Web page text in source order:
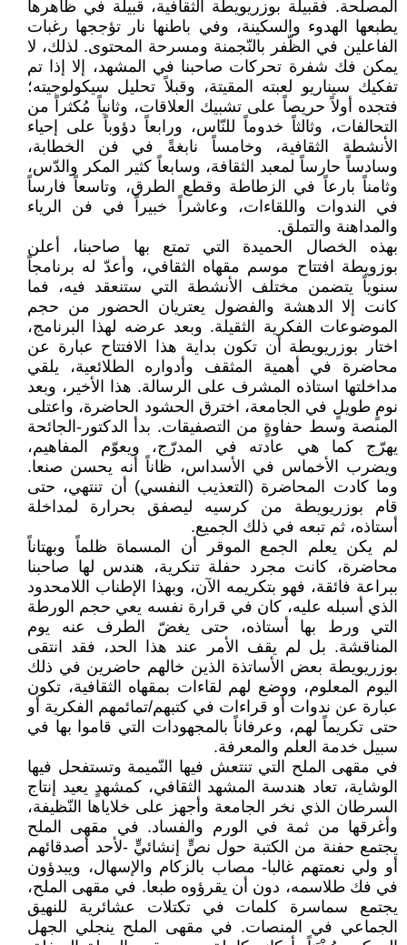
المصلحة. فقبيلة بوزريويطة الثقافية، قبيلة في ظاهرها
يطبعها الهدوء والسكينة، وفي باطنها نار تؤججها رغبات
الفاعلين في الظّفر بالنّجمنة ومسرحة المحتوى. لذلك، لا
يمكن فك شفرة تحركات صاحبنا في المشهد، إلا إذا تم
تفكيك سيناريو لعبته المقيتة، وقبلاً تحليل سيكولوجيته؛
فتجده أولاً حريصاً على تشبيك العلاقات، وثانياً مُكثراً من
التحالفات، وثالثاً خدوماً للنّاس، ورابعاً دؤوباً على إحياء
الأنشطة الثقافية، وخامساً نابغةً في فن الخطابة،
وسادساً حارساً لمعبد الثقافة، وسابعاً كثير المكر والدّس،
وثامناً بارعاً في الزطاطة وقطع الطرق، وتاسعاً فارساً
في الندوات واللقاءات، وعاشراً خبيراً في فن الرياء
والمداهنة والتملق.
بهذه الخصال الحميدة التي تمتع بها صاحبنا، أعلن
بوزويطة افتتاح موسم مقهاه الثقافي، وأعدّ له برنامجاً
سنوياً يتضمن مختلف الأنشطة التي ستنعقد فيه، فما
كانت إلا الدهشة والفضول يعتريان الحضور من حجم
الموضوعات الفكرية الثقيلة. وبعد عرضه لهذا البرنامج،
اختار بوزريويطة أن تكون بداية هذا الافتتاح عبارة عن
محاضرة في أهمية المثقف وأدواره الطلائعية، يلقي
مداخلتها استاذه المشرف على الرسالة. هذا الأخير، وبعد
نومٍ طويلٍ في الجامعة، اخترق الحشود الحاضرة، واعتلى
المنصة وسط حفاوةٍ من التصفيقات. بدأ الدكتور-الجائحة
يهرّج كما هي عادته في المدرّج، ويعوّم المفاهيم،
ويضرب الأخماس في الأسداس، ظاناً أنه يحسن صنعا.
وما كادت المحاضرة (التعذيب النفسي) أن تنتهي، حتى
قام بوزريويطة من كرسيه ليصفق بحرارة لمداخلة
أستاذه، ثم تبعه في ذلك الجميع.
لم يكن يعلم الجمع الموقر أن المسماة ظلماً وبهتاناً
محاضرة، كانت مجرد حفلة تنكرية، هندس لها صاحبنا
ببراعة فائقة، فهو بتكريمه الآن، وبهذا الإطناب اللامحدود
الذي أسبله عليه، كان في قرارة نفسه يعي حجم الورطة
التي ورط بها أستاذه، حتى يغضّ الطرف عنه يوم
المناقشة. بل لم يقف الأمر عند هذا الحد، فقد انتقى
بوزريويطة بعض الأساتذة الذين خالهم حاضرين في ذلك
اليوم المعلوم، ووضع لهم لقاءات بمقهاه الثقافية، تكون
عبارة عن ندوات أو قراءات في كتبهم/تمائمهم الفكرية أو
حتى تكريماً لهم، وعرفاناً بالمجهودات التي قاموا بها في
سبيل خدمة العلم والمعرفة.
في مقهى الملح التي تنتعش فيها النّميمة وتستفحل فيها
الوشاية، تعاد هندسة المشهد الثقافي، كمشهدٍ يعيد إنتاج
السرطان الذي نخر الجامعة وأجهز على خلاياها النّظيفة،
وأغرقها من ثمة في الورم والفساد. في مقهى الملح
يجتمع حفنة من الكتبة حول نصٍّ إنشائيٍّ -لأحد أصدقائهم
أو ولي نعمتهم غالبا- مصاب بالزكام والإسهال، ويبدؤون
في فك طلاسمه، دون أن يقرؤوه طبعا. في مقهى الملح،
يجتمع سماسرة كلمات في تكتلات عشائرية للنهيق
الجماعي في المنصات. في مقهى الملح ينجلي الجهل